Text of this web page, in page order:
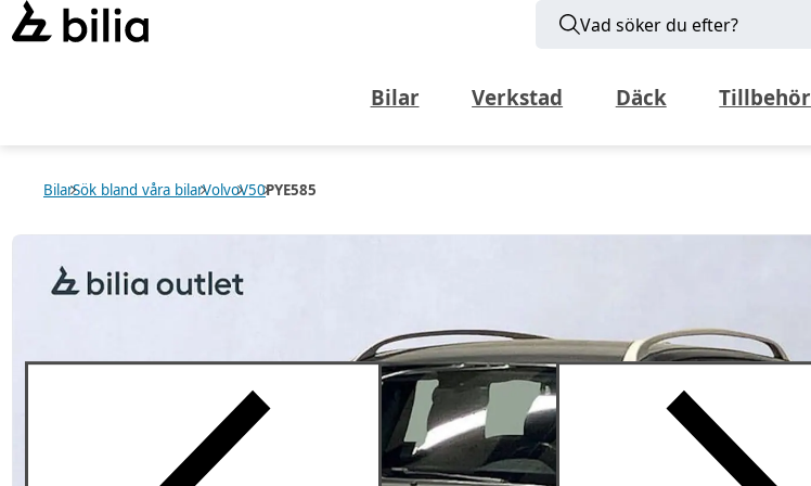
Vad söker du efter?
Bilar Verkstad Däck Tillbehör
BilarSök bland våra bilarVolvoV50PYE585